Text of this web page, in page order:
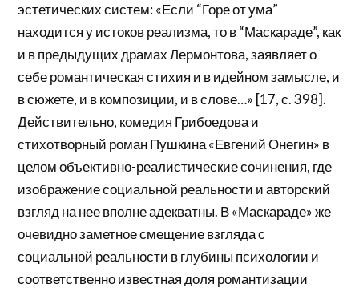
эстетических систем: «Если “Горе от ума”
находится у истоков реализма, то в “Маскараде”, как
и в предыдущих драмах Лермонтова, заявляет о
себе романтическая стихия и в идейном замысле, и
в сюжете, и в композиции, и в слове…» [17, с. 398].
Действительно, комедия Грибоедова и
стихотворный роман Пушкина «Евгений Онегин» в
целом объективно-реалистические сочинения, где
изображение социальной реальности и авторский
взгляд на нее вполне адекватны. В «Маскараде» же
очевидно заметное смещение взгляда с
социальной реальности в глубины психологии и
соответственно известная доля романтизации